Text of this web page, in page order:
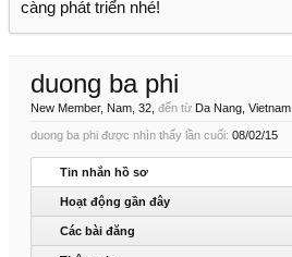
càng phát triển nhé!
duong ba phi
New Member, Nam, 32, đến từ Da Nang, Vietnam
duong ba phi được nhìn thấy lần cuối: 08/02/15
Tin nhắn hồ sơ
Hoạt động gần đây
Các bài đăng